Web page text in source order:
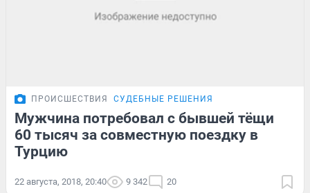
ПРОИСШЕСТВИЯ СУДЕБНЫЕ РЕШЕНИЯ
Мужчина потребовал с бывшей тёщи
60 тысяч за совместную поездку в
Турцию
22 августа, 2018, 20:40 9 342 20